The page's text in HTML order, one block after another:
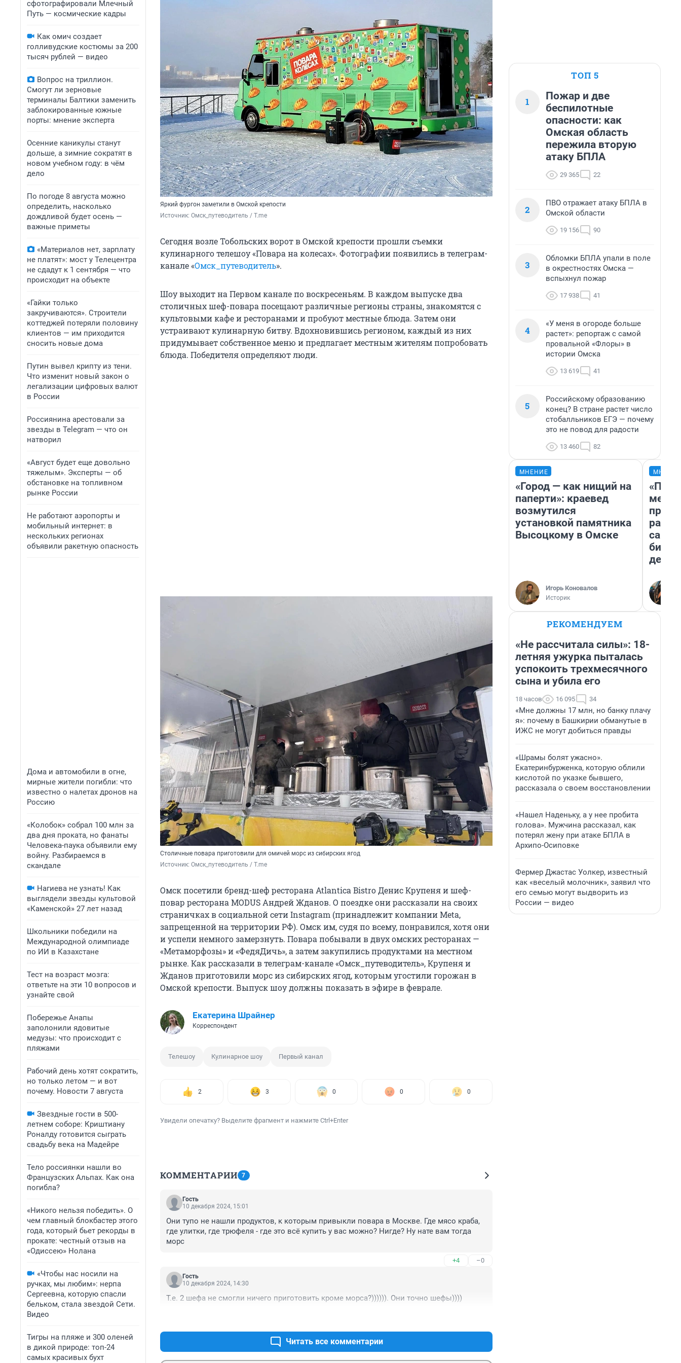
сфотографировали Млечный
Путь — космические кадры
Как омич создает
голливудские костюмы за 200
тысяч рублей — видео
Вопрос на триллион.
Смогут ли зерновые
терминалы Балтики заменить
заблокированные южные
порты: мнение эксперта
Осенние каникулы станут
дольше, а зимние сократят в
новом учебном году: в чём
дело
По погоде 8 августа можно
определить, насколько
дождливой будет осень —
важные приметы
«Материалов нет, зарплату
не платят»: мост у Телецентра
не сдадут к 1 сентября — что
происходит на объекте
«Гайки только
закручиваются». Строители
коттеджей потеряли половину
клиентов — им приходится
сносить новые дома
Путин вывел крипту из тени.
Что изменит новый закон о
легализации цифровых валют
в России
Россиянина арестовали за
звезды в Telegram — что он
натворил
«Август будет еще довольно
тяжелым». Эксперты — об
обстановке на топливном
рынке России
Не работают аэропорты и
мобильный интернет: в
нескольких регионах
объявили ракетную опасность
Дома и автомобили в огне,
мирные жители погибли: что
известно о налетах дронов на
Россию
«Колобок» собрал 100 млн за
два дня проката, но фанаты
Человека-паука объявили ему
войну. Разбираемся в
скандале
Нагиева не узнать! Как
выглядели звезды культовой
«Каменской» 27 лет назад
Школьники победили на
Международной олимпиаде
по ИИ в Казахстане
Тест на возраст мозга:
ответьте на эти 10 вопросов и
узнайте свой
Побережье Анапы
заполонили ядовитые
медузы: что происходит с
пляжами
Рабочий день хотят сократить,
но только летом — и вот
почему. Новости 7 августа
Звездные гости в 500-
летнем соборе: Криштиану
Роналду готовится сыграть
свадьбу века на Мадейре
Тело россиянки нашли во
Французских Альпах. Как она
погибла?
«Никого нельзя победить». О
чем главный блокбастер этого
года, который бьет рекорды в
прокате: честный отзыв на
«Одиссею» Нолана
«Чтобы нас носили на
ручках, мы любим»: нерпа
Сергеевна, которую спасли
бельком, стала звездой Сети.
Видео
Тигры на пляже и 300 оленей
в дикой природе: топ-24
самых красивых бухт
Яркий фургон заметили в Омской крепости
Источник: Омск_путеводитель / T.me
Сегодня возле Тобольских ворот в Омской крепости прошли съемки
кулинарного телешоу «Повара на колесах». Фотографии появились в телеграм-
канале «Омск_путеводитель».
Шоу выходит на Первом канале по воскресеньям. В каждом выпуске два
столичных шеф-повара посещают различные регионы страны, знакомятся с
культовыми кафе и ресторанами и пробуют местные блюда. Затем они
устраивают кулинарную битву. Вдохновившись регионом, каждый из них
придумывает собственное меню и предлагает местным жителям попробовать
блюда. Победителя определяют люди.
Столичные повара приготовили для омичей морс из сибирских ягод
Источник: Омск_путеводитель / T.me
Омск посетили бренд-шеф ресторана Atlantica Bistro Денис Крупеня и шеф-
повар ресторана MODUS Андрей Жданов. О поездке они рассказали на своих
страничках в социальной сети Instagram (принадлежит компании Meta,
запрещенной на территории РФ). Омск им, судя по всему, понравился, хотя они
и успели немного замерзнуть. Повара побывали в двух омских ресторанах —
«Метаморфозы» и «ФедяДичь», а затем закупились продуктами на местном
рынке. Как рассказали в телеграм-канале «Омск_путеводитель», Крупеня и
Жданов приготовили морс из сибирских ягод, которым угостили горожан в
Омской крепости. Выпуск шоу должны показать в эфире в феврале.
Екатерина Шрайнер
Корреспондент
Телешоу Кулинарное шоу Первый канал
2 3 0 0 0
Увидели опечатку? Выделите фрагмент и нажмите Ctrl+Enter
КОММЕНТАРИИ 7
Гость
10 декабря 2024, 15:01
Они тупо не нашли продуктов, к которым привыкли повара в Москве. Где мясо краба,
где улитки, где трюфеля - где это всё купить у вас можно? Нигде? Ну нате вам тогда
морс
+4 –0
Гость
10 декабря 2024, 14:30
Т.е. 2 шефа не смогли ничего приготовить кроме морса?)))))). Они точно шефы))))
Читать все комментарии
ТОП 5
1
Пожар и две
беспилотные
опасности: как
Омская область
пережила вторую
атаку БПЛА
29 365 22
2
ПВО отражает атаку БПЛА в
Омской области
19 156 90
3
Обломки БПЛА упали в поле
в окрестностях Омска —
вспыхнул пожар
17 938 41
4
«У меня в огороде больше
растет»: репортаж с самой
провальной «Флоры» в
истории Омска
13 619 41
5
Российскому образованию
конец? В стране растет число
стобалльников ЕГЭ — почему
это не повод для радости
13 460 82
МНЕНИЕ
«Город — как нищий на
паперти»: краевед
возмутился
установкой памятника
Высоцкому в Омске
Игорь Коновалов
Историк
РЕКОМЕНДУЕМ
«Не рассчитала силы»: 18-
летняя ужурка пыталась
успокоить трехмесячного
сына и убила его
18 часов 16 095 34
«Мне должны 17 млн, но банку плачу
я»: почему в Башкирии обманутые в
ИЖС не могут добиться правды
«Шрамы болят ужасно».
Екатеринбурженка, которую облили
кислотой по указке бывшего,
рассказала о своем восстановлении
«Нашел Наденьку, а у нее пробита
голова». Мужчина рассказал, как
потерял жену при атаке БПЛА в
Архипо-Осиповке
Фермер Джастас Уолкер, известный
как «веселый молочник», заявил что
его семью могут выдворить из
России — видео